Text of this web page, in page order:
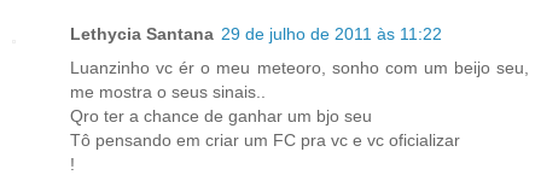
Lethycia Santana 29 de julho de 2011 às 11:22
Luanzinho vc ér o meu meteoro, sonho com um beijo seu,
me mostra o seus sinais..
Qro ter a chance de ganhar um bjo seu
Tô pensando em criar um FC pra vc e vc oficializar
!